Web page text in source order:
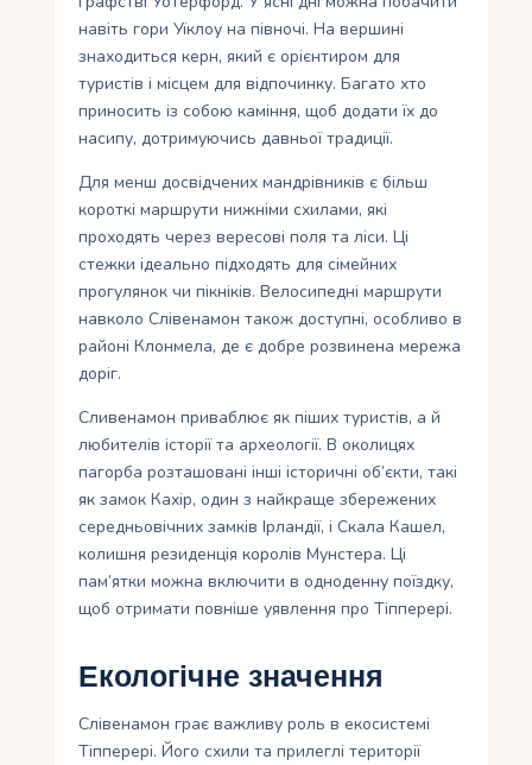
навіть гори Уїклоу на півночі. На вершині
знаходиться керн, який є орієнтиром для
туристів і місцем для відпочинку. Багато хто
приносить із собою каміння, щоб додати їх до
насипу, дотримуючись давньої традиції.
Для менш досвідчених мандрівників є більш
короткі маршрути нижніми схилами, які
проходять через вересові поля та ліси. Ці
стежки ідеально підходять для сімейних
прогулянок чи пікніків. Велосипедні маршрути
навколо Слівенамон також доступні, особливо в
районі Клонмела, де є добре розвинена мережа
доріг.
Сливенамон приваблює як піших туристів, а й
любителів історії та археології. В околицях
пагорба розташовані інші історичні об’єкти, такі
як замок Кахір, один з найкраще збережених
середньовічних замків Ірландії, і Скала Кашел,
колишня резиденція королів Мунстера. Ці
пам’ятки можна включити в одноденну поїздку,
щоб отримати повніше уявлення про Тіпперері.
Екологічне значення
Слівенамон грає важливу роль в екосистемі
Тіпперері. Його схили та прилеглі території